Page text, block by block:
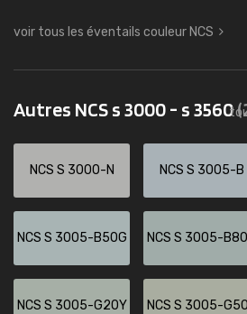
voir tous les éventails couleur NCS
Autres NCS s 3000 - s 3560
NCS S 3000-N NCS S 3005-B
NCS S 3005-B50G NCS S 3005-
NCS S 3005-G20Y NCS S 3005-